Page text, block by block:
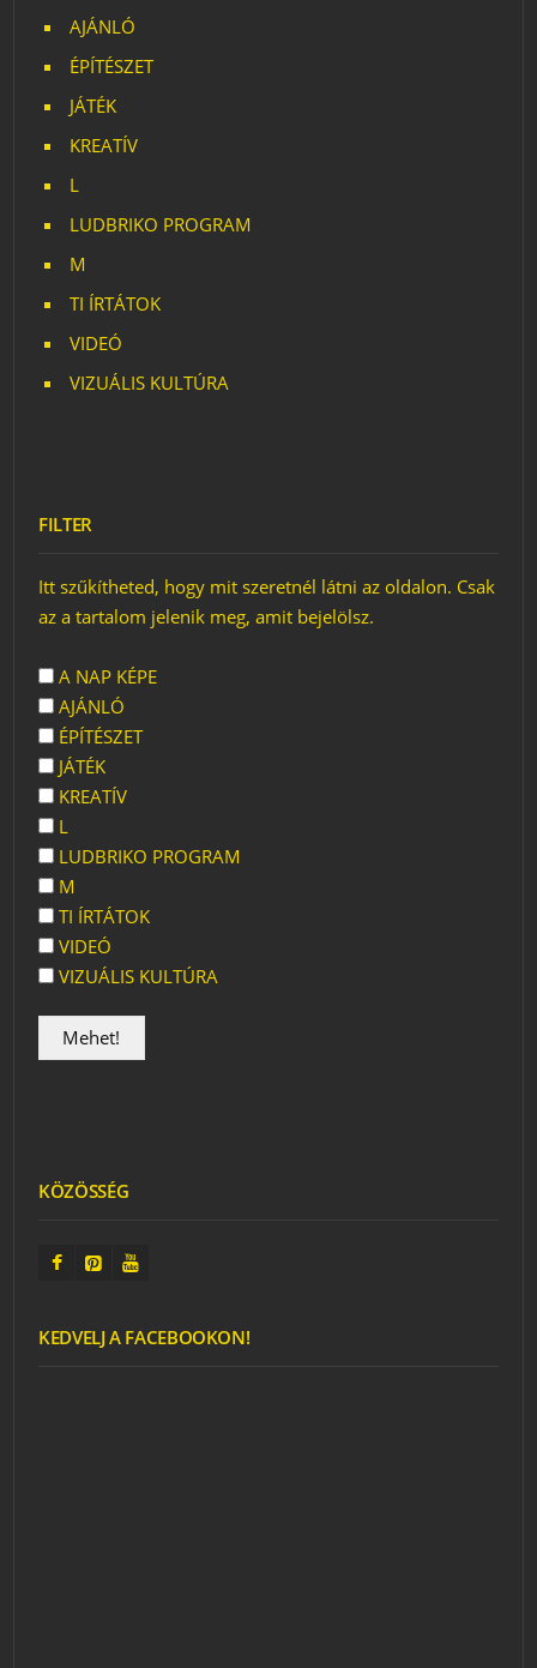
AJÁNLÓ
ÉPÍTÉSZET
JÁTÉK
KREATÍV
L
LUDBRIKO PROGRAM
M
TI ÍRTÁTOK
VIDEÓ
VIZUÁLIS KULTÚRA
FILTER
Itt szűkítheted, hogy mit szeretnél látni az oldalon. Csak
az a tartalom jelenik meg, amit bejelölsz.
A NAP KÉPE
AJÁNLÓ
ÉPÍTÉSZET
JÁTÉK
KREATÍV
L
LUDBRIKO PROGRAM
M
TI ÍRTÁTOK
VIDEÓ
VIZUÁLIS KULTÚRA
KÖZÖSSÉG
KEDVELJ A FACEBOOKON!